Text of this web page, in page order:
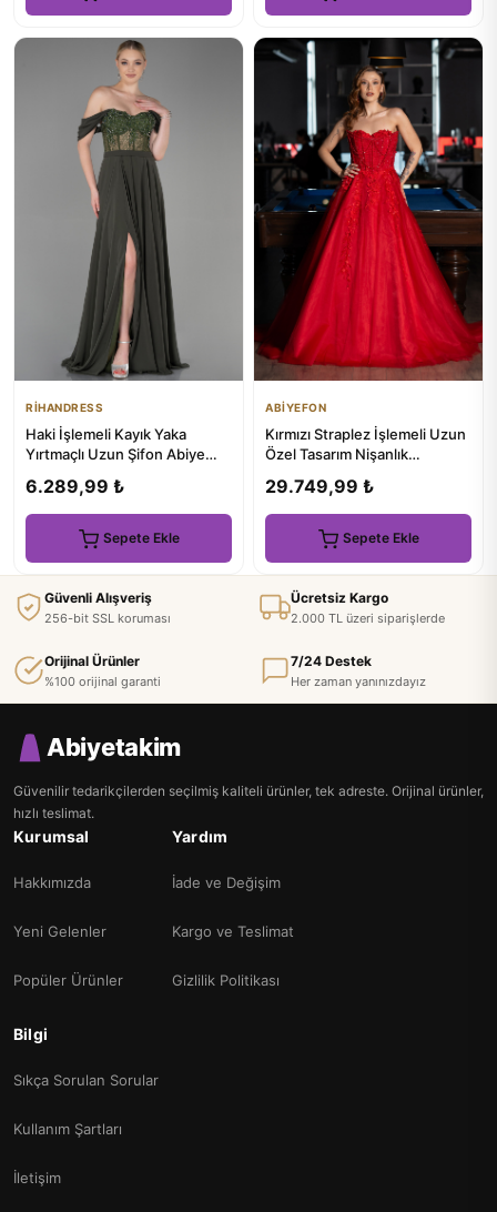
RİHANDRESS
Haki İşlemeli Kayık Yaka
Yırtmaçlı Uzun Şifon Abiye
6.289,99 ₺
Sepete Ekle
ABİYEFON
Kırmızı Straplez İşlemeli Uzun
Özel Tasarım Nişanlık
29.749,99 ₺
Sepete Ekle
Güvenli Alışveriş
256-bit SSL koruması
Ücretsiz Kargo
2.000 TL üzeri siparişlerde
Orijinal Ürünler
%100 orijinal garanti
7/24 Destek
Her zaman yanınızdayız
Abiyetakim
Güvenilir tedarikçilerden seçilmiş kaliteli ürünler, tek adreste. Orijinal ürünler,
hızlı teslimat.
Kurumsal
Hakkımızda
Yeni Gelenler
Popüler Ürünler
Yardım
İade ve Değişim
Kargo ve Teslimat
Gizlilik Politikası
Bilgi
Sıkça Sorulan Sorular
Kullanım Şartları
İletişim